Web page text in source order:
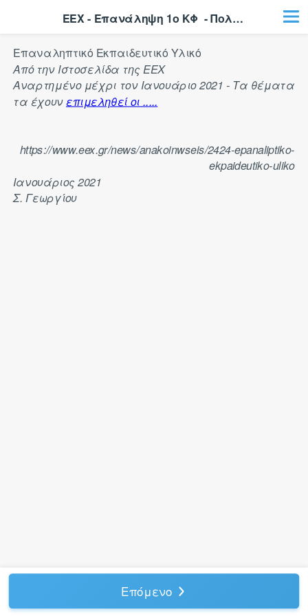
Επαναληπτικό Εκπαιδευτικό Υλικό
Από την Ιστοσελίδα της ΕΕΧ
Αναρτημένο μέχρι τον Ιανουάριο 2021 - Τα θέματα
τα έχουν επιμεληθεί οι .....
https://www.eex.gr/news/anakoinwseis/2424-epanaliptiko-
ekpaideutiko-uliko
Ιανουάριος 2021
Σ. Γεωργίου
ΕΕΧ - Επανάληψη 1ο ΚΦ  - Πολλαπλής 3η
Επόμενο